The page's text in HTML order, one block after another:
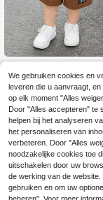
ns, casual zomerse
kleurblokken en short
e tailleband. Geschikt
agsfeestjes, raves,
ptredens, bruiloften,
n eerste
13 .49€
We gebruiken cookies en
leveren die u aanvraagt,
op elk moment "Alles
Door "Alles accepteren" te
helpen bij het analyseren
het personaliseren van
verbeteren. Door "Alles
noodzakelijke cookies toe
uitschakelen door uw
de werking van de
gebruiken en om uw